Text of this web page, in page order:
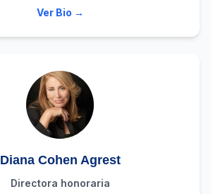
Ver Bio →
Diana Cohen Agrest
Directora honoraria